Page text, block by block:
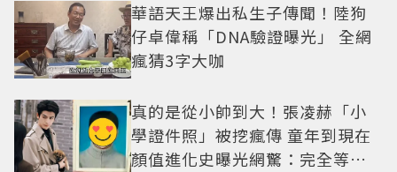
華語天王爆出私生子傳聞！陸狗
仔卓偉稱「DNA驗證曝光」 全網
瘋猜3字大咖
真的是從小帥到大！張凌赫「小
學證件照」被挖瘋傳 童年到現在
顏值進化史曝光網驚：完全等比